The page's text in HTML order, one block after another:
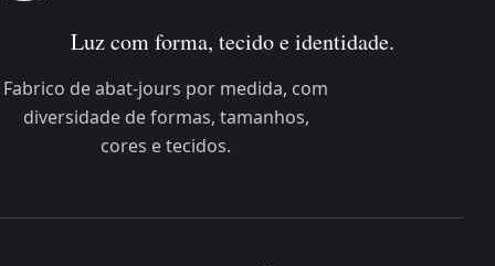
Luz com forma, tecido e identidade.
Fabrico de abat-jours por medida, com
diversidade de formas, tamanhos,
cores e tecidos.